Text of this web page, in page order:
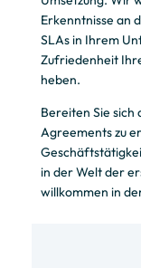
Erkenntnisse an
SLAs in Ihrem
Zufriedenheit
heben.
Bereiten Sie
Agreements zu
in der Welt der
willkommen in